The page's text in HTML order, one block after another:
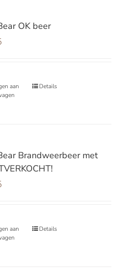
OK beer
aan
Details
Brandweerbeer met
aan
Details